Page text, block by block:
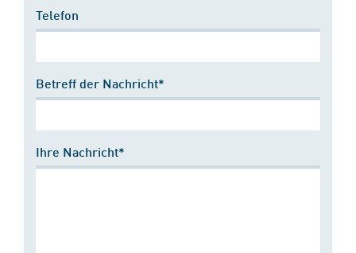
Telefon
Betreff der Nachricht*
Ihre Nachricht*